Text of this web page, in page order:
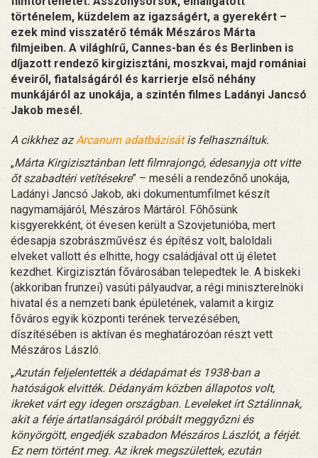
történelem, küzdelem az igazságért, a gyerekért –
ezek mind visszatérő témák Mészáros Márta
filmjeiben. A világhírű, Cannes-ban és és Berlinben is
díjazott rendező kirgizisztáni, moszkvai, majd romániai
éveiről, fiatalságáról és karrierje első néhány
munkájáról az unokája, a szintén filmes Ladányi Jancsó
Jakob mesél.
A cikkhez azArcanum adatbázisátis felhasználtuk.
„Márta Kirgizisztánban lett filmrajongó, édesanyja ott vitte
őt szabadtéri vetítésekre” – meséli a rendezőnő unokája,
Ladányi Jancsó Jakob, aki dokumentumfilmet készít
nagymamájáról, Mészáros Mártáról. Főhősünk
kisgyerekként, öt évesen került a Szovjetunióba, mert
édesapja szobrászművész és építész volt, baloldali
elveket vallott és elhitte, hogy családjával ott új életet
kezdhet. Kirgizisztán fővárosában telepedtek le. A biskeki
(akkoriban frunzei) vasúti pályaudvar, a régi miniszterelnöki
hivatal és a nemzeti bank épületének, valamit a kirgiz
főváros egyik központi terének tervezésében,
díszítésében is aktívan és meghatározóan részt vett
Mészáros László.
„Azután feljelentették a dédapámat és 1938-ban a
hatóságok elvitték. Dédanyám közben állapotos volt,
ikreket várt egy idegen országban. Leveleket írt Sztálinnak,
akit a férje ártatlanságáról próbált meggyőzni és
könyörgött, engedjék szabadon Mészáros Lászlót, a férjét.
Ez nem történt meg. Az ikrek megszülettek, ezután